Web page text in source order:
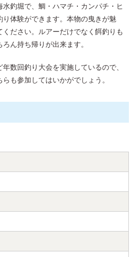
水釣堀で、鯛・ハマチ・カンパチ・ヒ
り体験ができます。本物の曳きが魅
ださい。ルアーだけでなく餌釣りも
ん持ち帰りが出来ます。
数回釣り大会を実施しているので、
も参加してはいかがでしょう。